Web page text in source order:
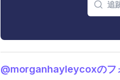
@morganhayleycoxのフ